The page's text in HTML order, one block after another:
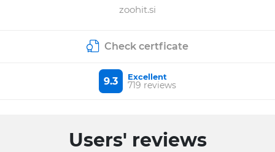
zoohit.si
Check certficate
9.3 Excellent
719 reviews
Users' reviews